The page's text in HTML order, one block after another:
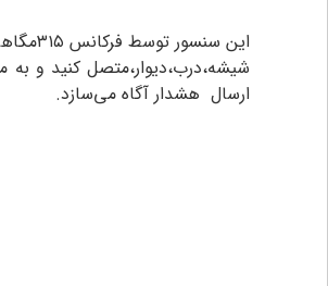
شیشه،درب،دیوار،متصل کنید و
ارسال هشدار آگاه می‌سازد.